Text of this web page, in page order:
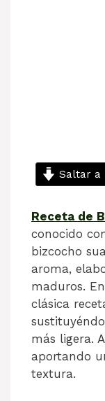
Saltar a
Receta de
conocido
bizcocho
aroma,
maduros.
clásica
más ligera.
aportando
textura.